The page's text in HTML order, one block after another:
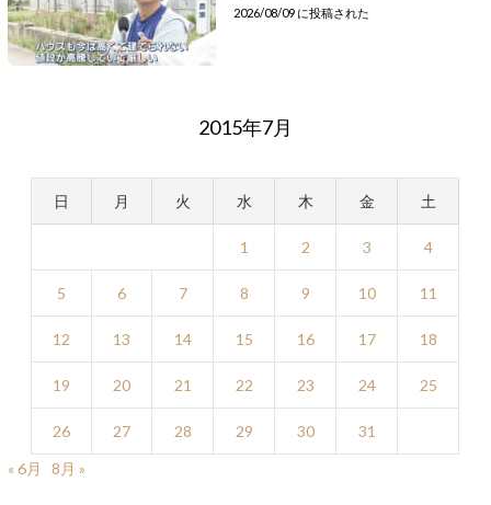
2026/08/09 に投稿された
2015年7月
日 月 火 水 木 金 土
1 2 3 4
5 6 7 8 9 10 11
12 13 14 15 16 17 18
19 20 21 22 23 24 25
26 27 28 29 30
31
« 6月
8月 »